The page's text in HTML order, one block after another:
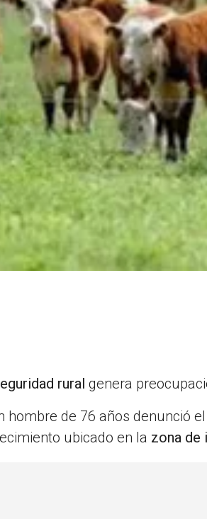
rural genera
hombre de 76 años denunció
ubicado en la zona de